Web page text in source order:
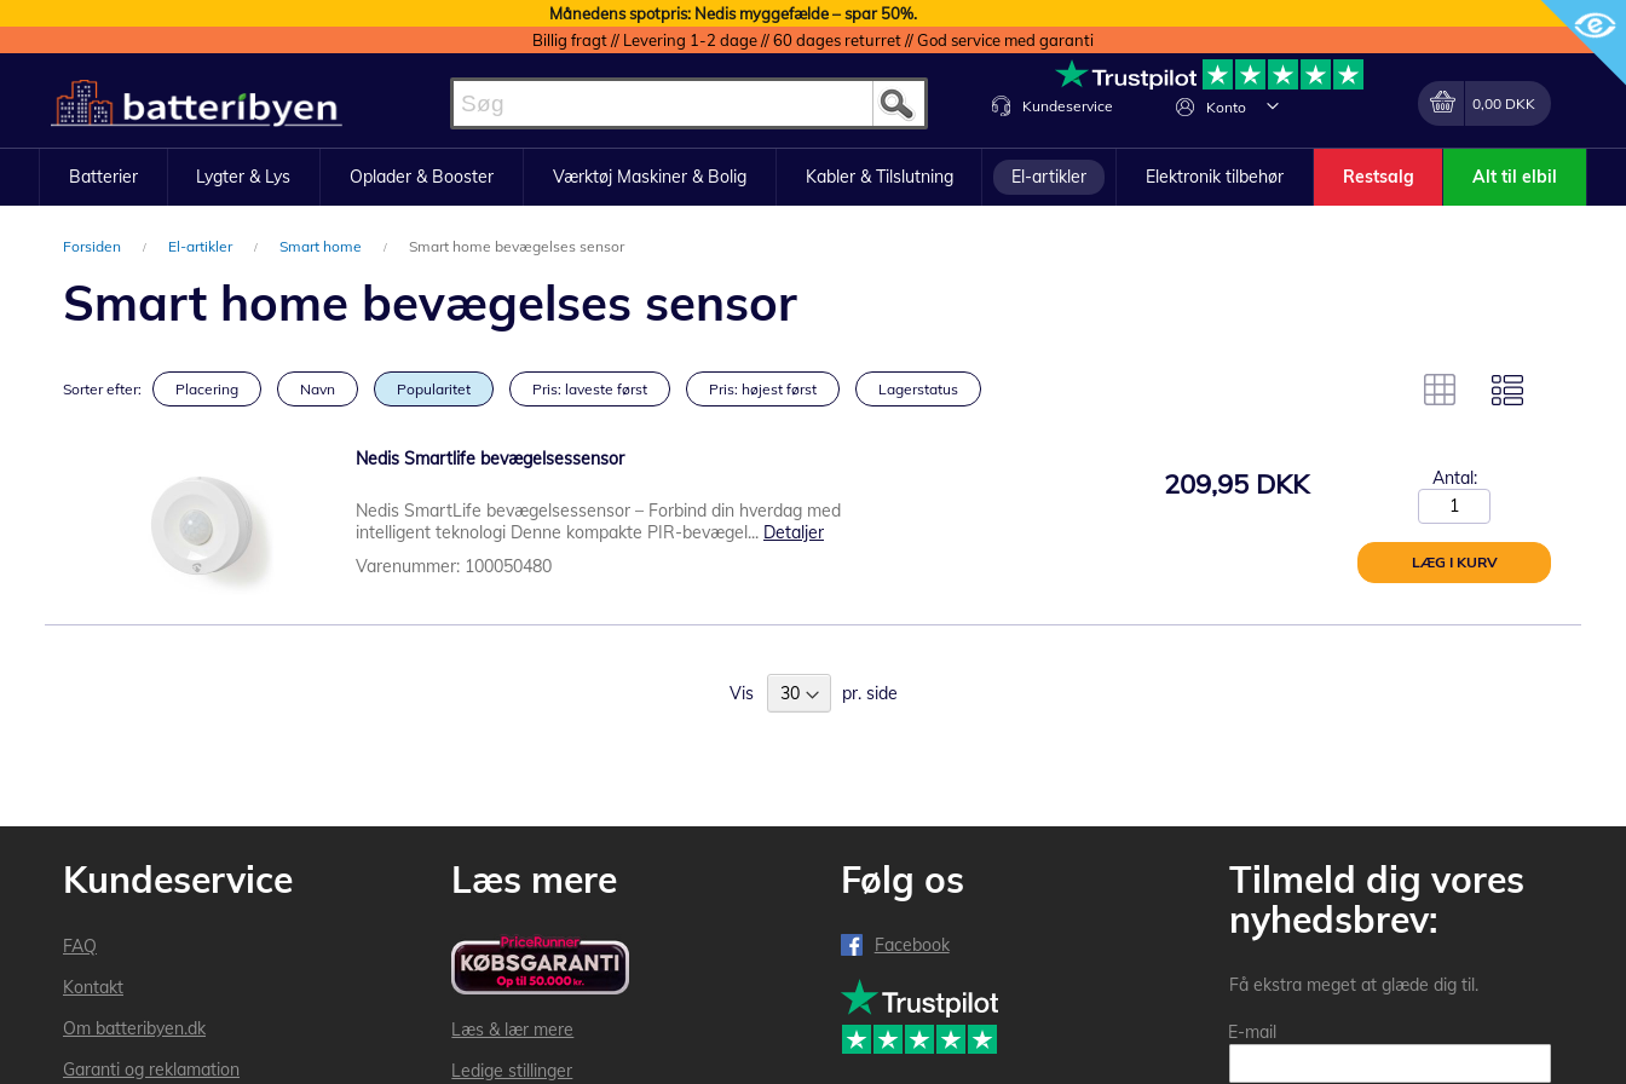
Månedens spotpris: Nedis myggefælde – spar 50%.
Billig fragt // Levering 1-2 dage // 60 dages returret // God service med garanti
to
Content
Konto
Lave
Min indkøbskurv
0,00 DKK
Kundeservice
Batterier Lygter & Lys Oplader & Booster Værktøj Maskiner & Bolig Kabler & Tilslutning El-artikler Elektronik tilbehør Restsalg Alt til elbil
Forsiden El-artikler Smart home Smart home bevægelses sensor
Smart home bevægelses sensor
Sorter efter: Placering Navn Popularitet Pris: laveste først Pris: højest først Lagerstatus
Nedis Smartlife bevægelsessensor
Nedis SmartLife bevægelsessensor – Forbind din hverdag med
intelligent teknologi Denne kompakte PIR-bevægel... Detaljer
Varenummer: 100050480
209,95 DKK Antal:
LÆG I KURV
Vis pr. side
Kundeservice
FAQ
Kontakt
Om batteribyen.dk
Garanti og reklamation
Læs mere
Læs & lær mere
Ledige stillinger
Følg os
Facebook
Tilmeld dig vores
nyhedsbrev:
Få ekstra meget at glæde dig til.
E-mail